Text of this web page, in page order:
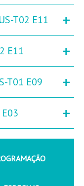
T02 E11 +
E11 +
T01 E09 +
+